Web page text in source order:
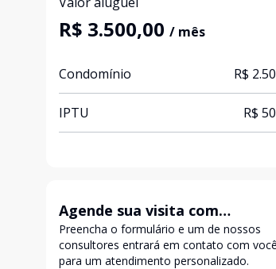
R$ 3.500,00 / mês
Condomínio R$
IPTU R$
Agende sua visita com
exclusividade
Preencha o formulário e um de nossos
consultores entrará em contato com você
para um atendimento personalizado.